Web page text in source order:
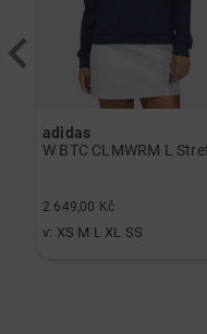
adidas
2 649,00 Kč
v: XS M L XL SS